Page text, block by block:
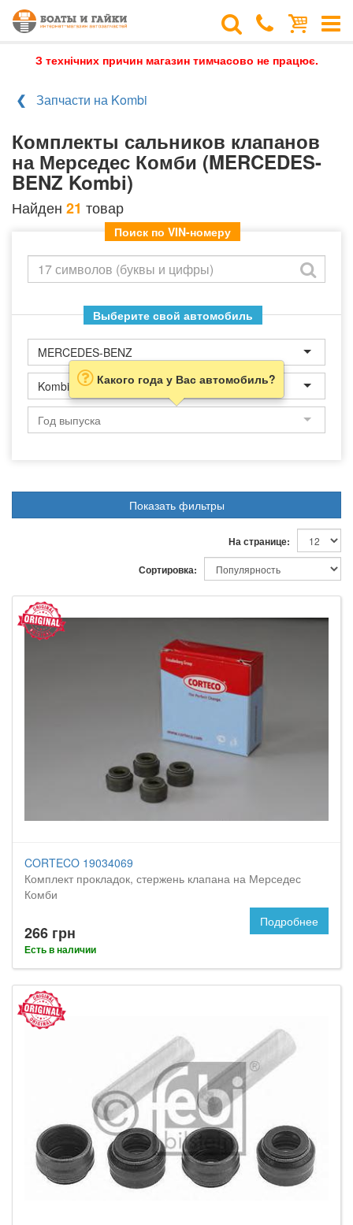
З технічних причин магазин тимчасово не працює.
Запчасти на Kombi
Комплекты сальников клапанов
на Мерседес Комби (MERCEDES-
BENZ Kombi)
Найден 21 товар
Поиск по VIN-номеру
Выберите свой автомобиль
MERCEDES-BENZ
Kombi Какого года у Вас автомобиль?
Показать фильтры
На странице:
Сортировка:
CORTECO 19034069
Комплект прокладок, стержень клапана на Мерседес
Комби
266 грн
Есть в наличии
Подробнее